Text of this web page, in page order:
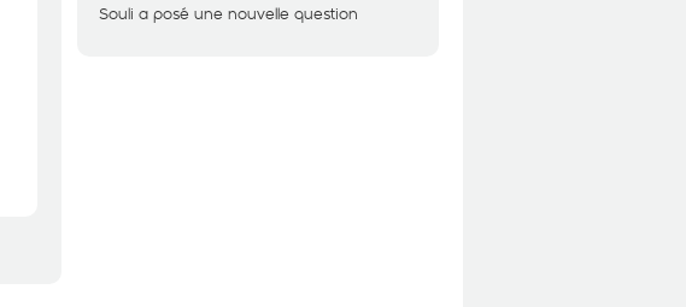
Souli a posé une nouvelle question